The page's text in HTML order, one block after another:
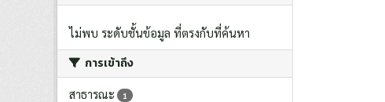
ไม่พบ ระดับชั้นข้อมูล ที่ตรงกับที่ค้นหา
การเข้าถึง
สาธารณะ 1